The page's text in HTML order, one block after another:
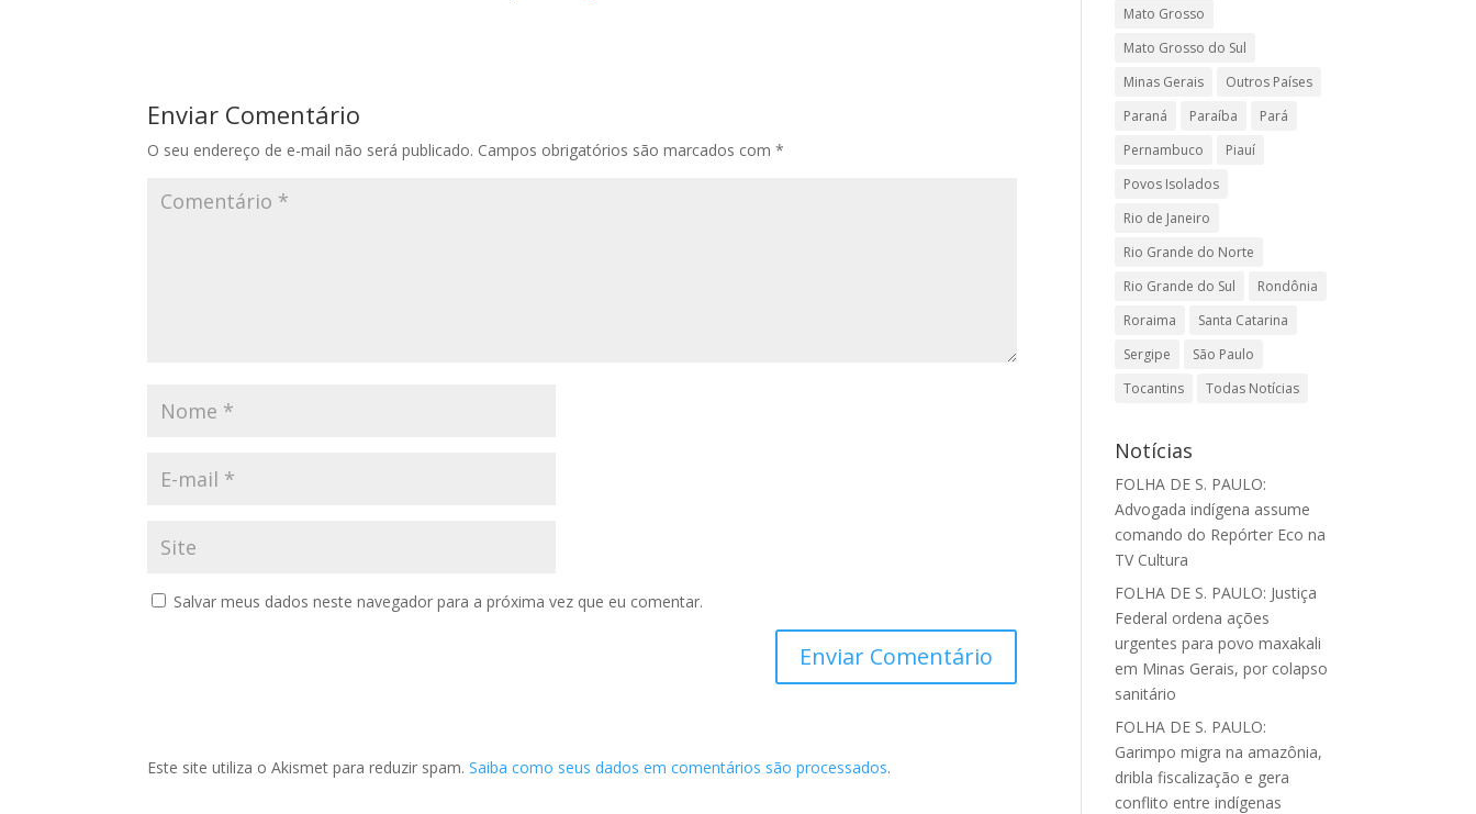
Enviar Comentário
O seu endereço de e-mail não será publicado. Campos obrigatórios são marcados com*
Salvar meus dados neste navegador para a próxima vez que eu comentar.
Este site utiliza o Akismet para reduzir spam.Saiba como seus dados em comentários são processados.
Mato Grosso
Mato Grosso do Sul
Minas Gerais
Outros Países
Paraná
Paraíba
Pará
Pernambuco
Piauí
Povos Isolados
Rio de Janeiro
Rio Grande do Norte
Rio Grande do Sul
Rondônia
Roraima
Santa Catarina
Sergipe
São Paulo
Tocantins
Todas Notícias
Notícias
FOLHA DE S. PAULO:
Advogada indígena assume
comando do Repórter Eco na
TV Cultura
FOLHA DE S. PAULO: Justiça
Federal ordena ações
urgentes para povo maxakali
em Minas Gerais, por colapso
sanitário
FOLHA DE S. PAULO:
Garimpo migra na amazônia,
dribla fiscalização e gera
conflito entre indígenas